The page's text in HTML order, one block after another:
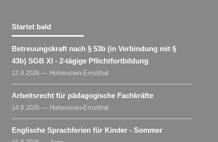
Startet bald
Betreuungskraft nach § 53b (in Verbindung mit §
43b) SGB XI - 2-tägige Pflichtfortbildung
12.8.2026 — Hohenstein-Ernstthal
Arbeitsrecht für pädagogische Fachkräfte
14.8.2026 — Hohenstein-Ernstthal
Englische Sprachferien für Kinder - Sommer